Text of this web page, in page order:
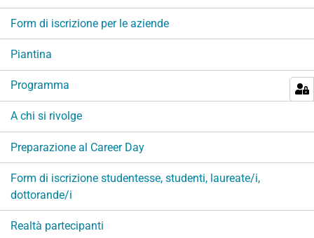
i
a
i
n
Form di iscrizione per le aziende
Piantina
Programma
A chi si rivolge
Preparazione al Career Day
Form di iscrizione studentesse, studenti, laureate/i,
dottorande/i
Realtà partecipanti